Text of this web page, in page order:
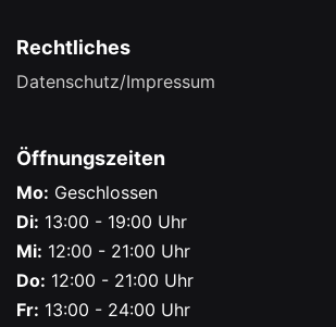
Rechtliches
Datenschutz/Impressum
Öffnungszeiten
Mo: Geschlossen
Di: 13:00 - 19:00 Uhr
Mi: 12:00 - 21:00 Uhr
Do: 12:00 - 21:00 Uhr
Fr: 13:00 - 24:00 Uhr